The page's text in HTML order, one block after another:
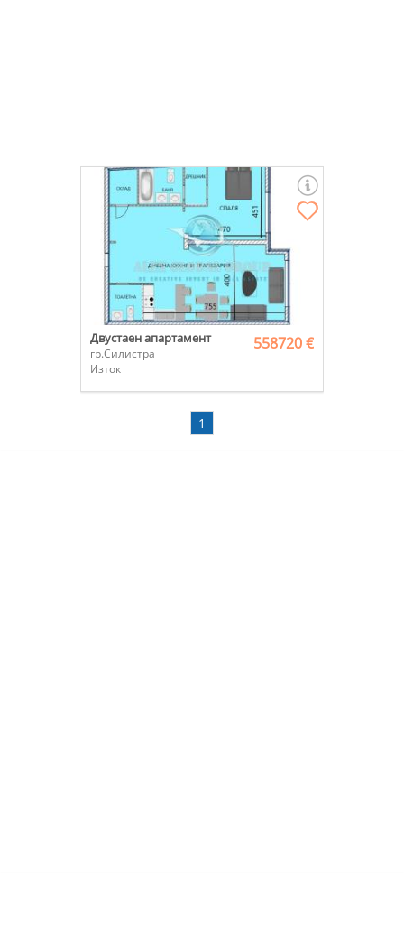
Двустаен апартамент
гр.Силистра
Изток
558720 €
1